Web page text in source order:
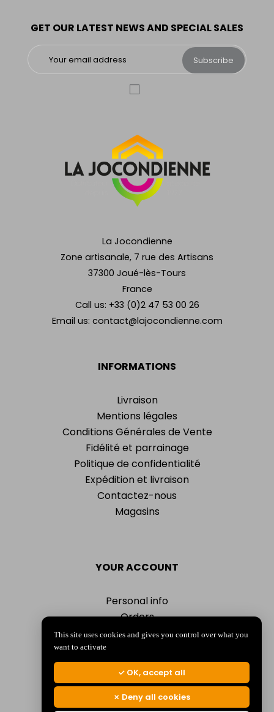
INFORMATIONS
Livraison
Mentions légales
Conditions Générales de Vente
Fidélité et parrainage
Politique de confidentialité
Expédition et livraison
Contactez-nous
Magasins
YOUR ACCOUNT
Personal info
Orders
Addresses
My alerts
La Jocondienne
Zone artisanale, 7 rue des Artisans
37300 Joué-lès-Tours
France
Call us: +33 (0)2 47 53 00 26
Email us: contact@lajocondienne.com
GET OUR LATEST NEWS AND SPECIAL SALES
Subscribe
This site uses cookies and gives you control over what you
want to activate
OK, accept all
Deny all cookies